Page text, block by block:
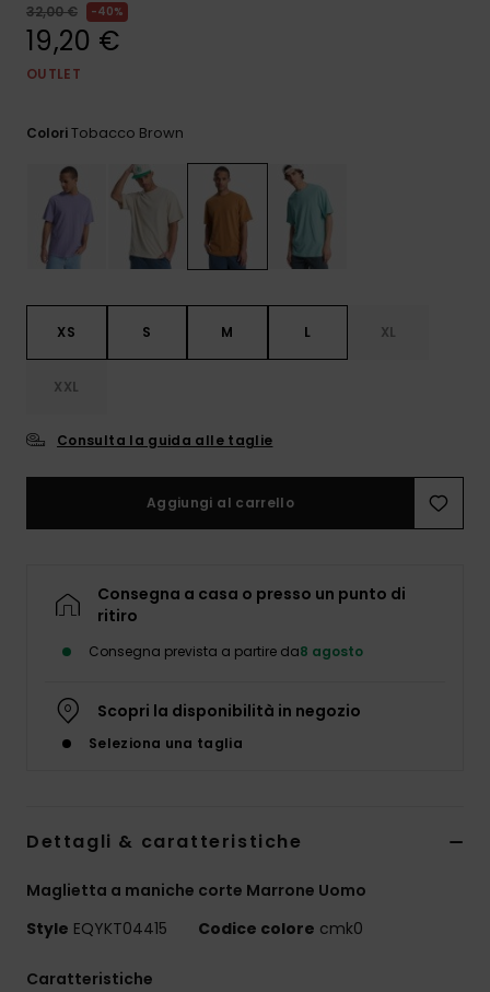
32,00 €
40%
19,20 €
OUTLET
ColoriTobacco Brown
XS S M L XL
XXL
Consulta la guida alle taglie
Aggiungi al carrello
Consegna a casa o presso un punto di
ritiro
Consegna prevista a partire da8 agosto
Scopri la disponibilità in negozio
Seleziona una taglia
Dettagli & caratteristiche
Maglietta a maniche corte Marrone Uomo
Style EQYKT04415 Codice colore cmk0
Caratteristiche